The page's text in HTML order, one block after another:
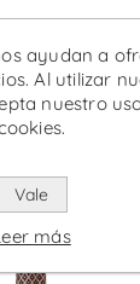
ayudan a
Al utilizar
nuestro
Vale
más